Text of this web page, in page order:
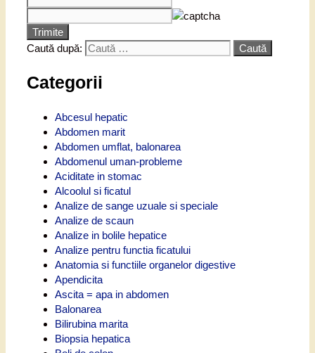
Trimite
Caută după:
Categorii
Abcesul hepatic
Abdomen marit
Abdomen umflat, balonarea
Abdomenul uman-probleme
Aciditate in stomac
Alcoolul si ficatul
Analize de sange uzuale si speciale
Analize de scaun
Analize in bolile hepatice
Analize pentru functia ficatului
Anatomia si functiile organelor digestive
Apendicita
Ascita = apa in abdomen
Balonarea
Bilirubina marita
Biopsia hepatica